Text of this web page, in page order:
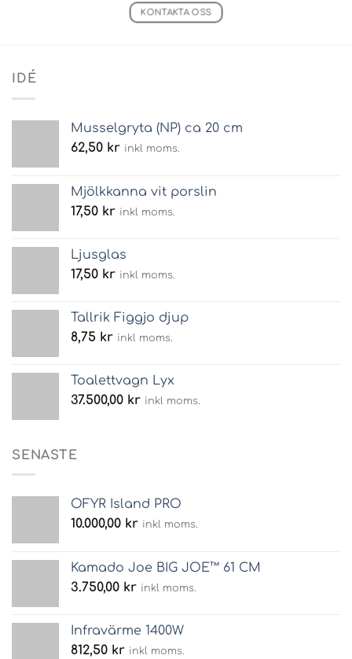
KONTAKTA OSS
IDÉ
Musselgryta (NP) ca 20 cm
62,50 kr inkl moms.
Mjölkkanna vit porslin
17,50 kr inkl moms.
Ljusglas
17,50 kr inkl moms.
Tallrik Figgjo djup
8,75 kr inkl moms.
Toalettvagn Lyx
37.500,00 kr inkl moms.
SENASTE
OFYR Island PRO
10.000,00 kr inkl moms.
Kamado Joe BIG JOE™ 61 CM
3.750,00 kr inkl moms.
Infravärme 1400W
812,50 kr inkl moms.